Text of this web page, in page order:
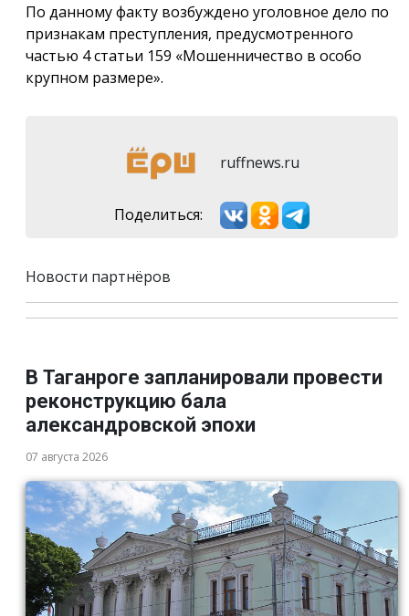
По данному факту возбуждено уголовное дело по
признакам преступления, предусмотренного
частью 4 статьи 159 «Мошенничество в особо
крупном размере».
ruffnews.ru
Поделиться:
Новости партнёров
В Таганроге запланировали провести
реконструкцию бала
александровской эпохи
07 августа 2026